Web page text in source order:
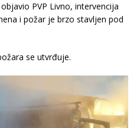
PVP Livno, intervencija
i požar je brzo stavljen pod
se utvrđuje.